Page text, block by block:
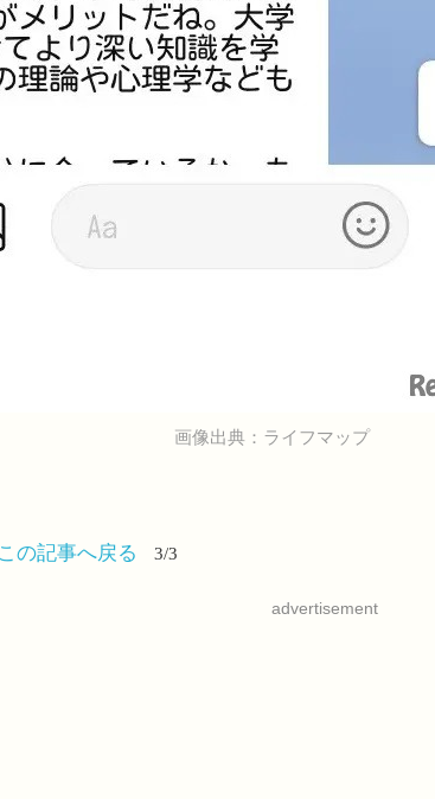
画像出典：ライフマップ
この記事へ戻る 3/3
advertisement